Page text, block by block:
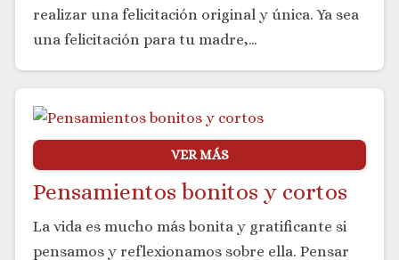
realizar una felicitación original y única. Ya sea
una felicitación para tu madre,…
VER MÁS
Pensamientos bonitos y cortos
La vida es mucho más bonita y gratificante si
pensamos y reflexionamos sobre ella. Pensar